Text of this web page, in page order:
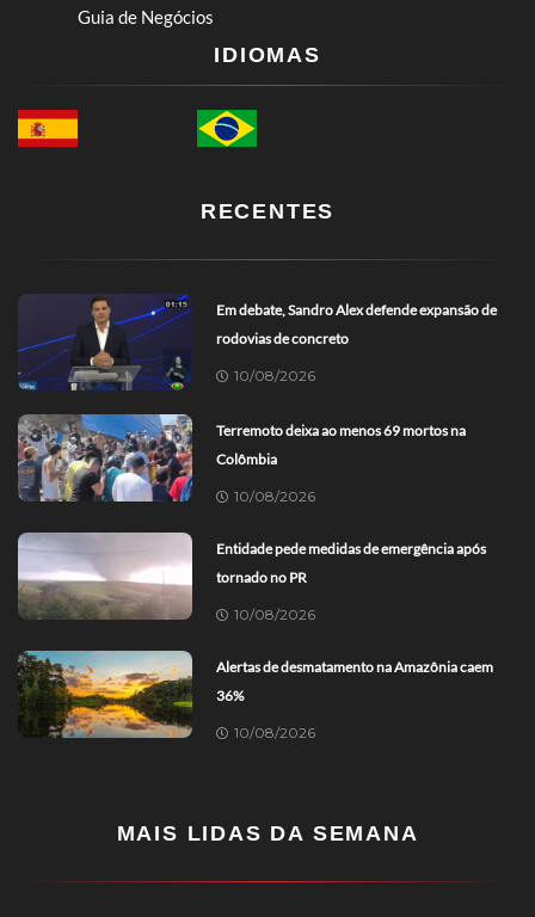
Guia de Negócios
IDIOMAS
RECENTES
Em debate, Sandro Alex defende expansão de
rodovias de concreto
10/08/2026
Terremoto deixa ao menos 69 mortos na
Colômbia
10/08/2026
Entidade pede medidas de emergência após
tornado no PR
10/08/2026
Alertas de desmatamento na Amazônia caem
36%
10/08/2026
MAIS LIDAS DA SEMANA